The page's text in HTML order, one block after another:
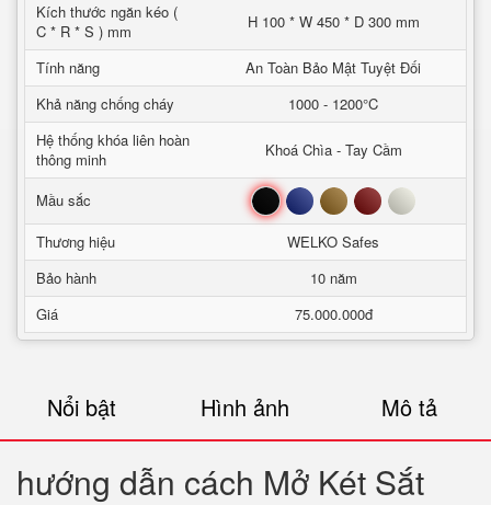
Kích thước ngăn kéo (
C * R * S ) mm
H 100 * W 450 * D 300 mm
Tính năng
An Toàn Bảo Mật Tuyệt Đối
Khả năng chống cháy
1000 - 1200°C
Hệ thống khóa liên hoàn
thông minh
Khoá Chìa - Tay Cầm
Mầu sắc Đen Xanh Nâu Đỏ Trắng
Thương hiệu
WELKO Safes
Bảo hành
10 năm
Giá
75.000.000đ
Nổi bật Hình ảnh Mô tả
hướng dẫn cách Mở Két Sắt